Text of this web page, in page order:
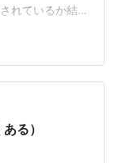
れているか結
三菱鉛筆 鉛
(Mitsubishi
る）